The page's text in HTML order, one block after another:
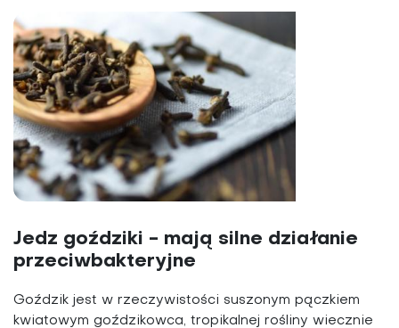
Jedz goździki - mają silne działanie
przeciwbakteryjne
Goździk jest w rzeczywistości suszonym pączkiem
kwiatowym goździkowca, tropikalnej rośliny wiecznie